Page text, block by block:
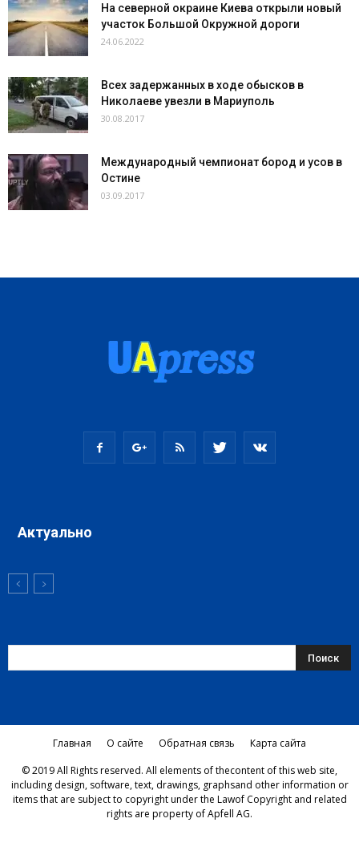
На северной окраине Киева открыли новый
участок Большой Окружной дороги
24.06.2022
Всех задержанных в ходе обысков в
Николаеве увезли в Мариуполь
30.08.2017
Международный чемпионат бород и усов в
Остине
03.09.2017
Актуально
Главная О сайте Обратная связь
Карта сайта
© 2019 All Rights reserved. All elements of thecontent of this web site,
including design, software, text, drawings, graphsand other information or
items that are subject to copyright under the Lawof Copyright and related
rights are property of Apfell AG.